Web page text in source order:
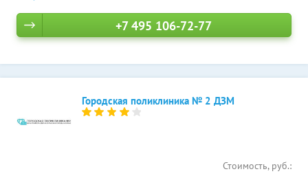
+7 495 106-72-77
Городская поликлиника № 2 ДЗМ
Стоимость, руб.: